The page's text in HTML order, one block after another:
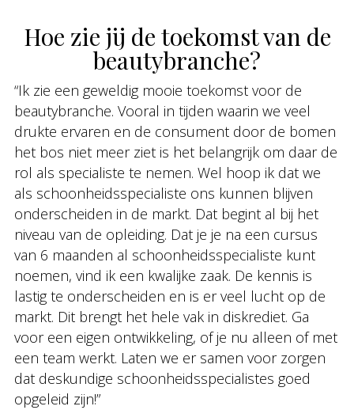
Hoe zie jij de toekomst van de
beautybranche?
“Ik zie een geweldig mooie toekomst voor de
beautybranche. Vooral in tijden waarin we veel
drukte ervaren en de consument door de bomen
het bos niet meer ziet is het belangrijk om daar de
rol als specialiste te nemen. Wel hoop ik dat we
als schoonheidsspecialiste ons kunnen blijven
onderscheiden in de markt. Dat begint al bij het
niveau van de opleiding. Dat je je na een cursus
van 6 maanden al schoonheidsspecialiste kunt
noemen, vind ik een kwalijke zaak. De kennis is
lastig te onderscheiden en is er veel lucht op de
markt. Dit brengt het hele vak in diskrediet. Ga
voor een eigen ontwikkeling, of je nu alleen of met
een team werkt. Laten we er samen voor zorgen
dat deskundige schoonheidsspecialistes goed
opgeleid zijn!”